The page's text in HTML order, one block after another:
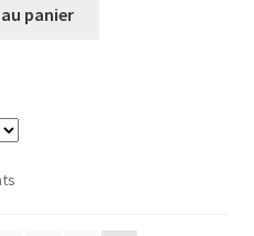
panier
Trié